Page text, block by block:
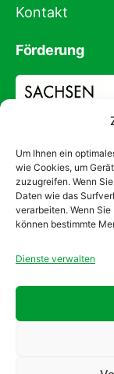
Um Ihnen ein
wie Cookies, um
zuzugreifen. Wenn
Daten wie das
verarbeiten. Wenn
können bestimmte
Dienste verwalten
Kontakt
Förderung